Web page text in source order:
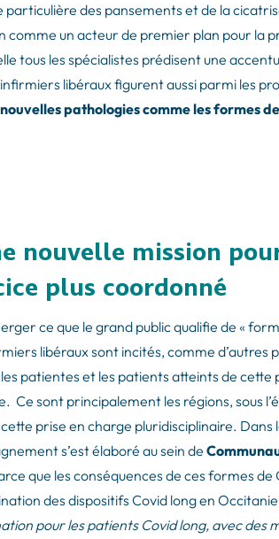
particulière des pansements et de la
comme un acteur de premier plan pour la
tous les spécialistes prédisent une
libéraux figurent aussi parmi les
nouvelles pathologies comme les formes
nouvelle mission
plus coordonné
ce que le grand public qualifie de «
libéraux sont incités, comme d’autres
patientes et les patients atteints de cette
Ce sont principalement les régions, sous
prise en charge pluridisciplinaire.
s’est élaboré au sein de
que les conséquences de ces formes
des dispositifs Covid long en
pour les patients Covid long, avec des